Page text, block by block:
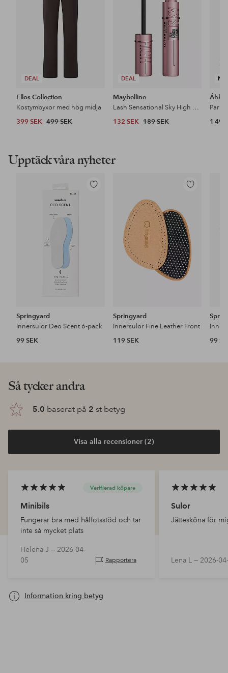
DEAL
Ellos Collection
Kostymbyxor med hög midja
399 SEK 499 SEK
DEAL
Maybelline
Lash Sensational Sky High Mascara
132 SEK 189 SEK 1 499
Upptäck våra nyheter
Lägg
Springyard
Innersulor Deo Scent 6-pack
99 SEK
Lägg
favoriter
Springyard
Innersulor Fine Leather Front
119 SEK
99
Så tycker andra
5.0 baserat på 2 st betyg
Visa alla recensioner (2)
Verifierad köpare
Minibils
Fungerar bra med hålfotsstöd och tar
inte så mycket plats
Helena J — 2026-04-
05
Rapportera
Sulor
Jättesköna för
Lena L — 2026-
Information kring betyg